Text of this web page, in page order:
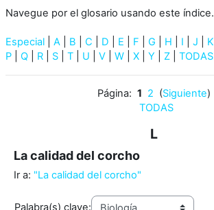
Navegue por el glosario usando este índice.
Especial A B C D E F G H I J K
P
Q R S T U V W X Y Z TODAS
Página: 1 2 (Siguiente)
TODAS
L
La calidad del corcho
Ir a: "La calidad del corcho"
Palabra(s) clave: